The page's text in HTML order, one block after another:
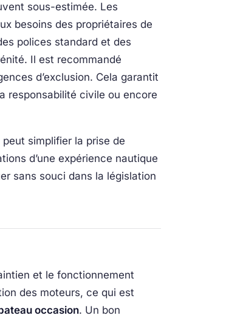
sous-estimée. Les
besoins des propriétaires de
polices standard et des
Il est recommandé
d’exclusion. Cela garantit
responsabilité civile ou encore
simplifier la prise de
d’une expérience nautique
sans souci dans la législation
et le fonctionnement
des moteurs, ce qui est
occasion. Un bon